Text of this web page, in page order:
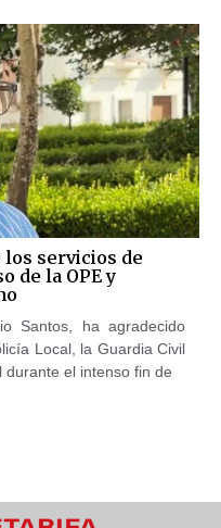
los servicios de
de la OPE y
Santos, ha agradecido
Local, la Guardia Civil
durante el intenso fin de